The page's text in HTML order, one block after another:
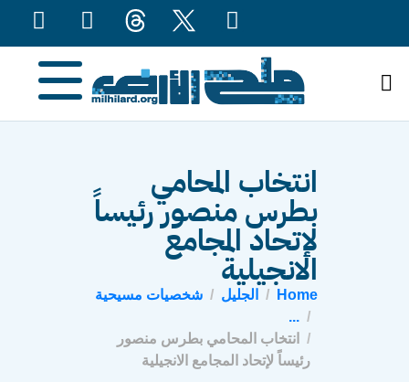
انتخاب المحامي
بطرس منصور رئيساً
لإتحاد المجامع
الانجيلية
Home الجليل
شخصيات مسيحية
...
انتخاب المحامي بطرس منصور
رئيساً لإتحاد المجامع الانجيلية